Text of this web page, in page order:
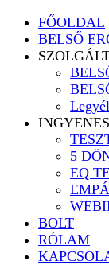
FŐOLDAL
BELSŐ
INGYENES
5
EQ
BOLT
RÓLAM